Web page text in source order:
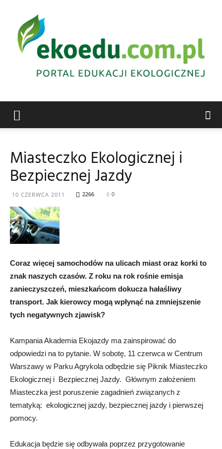
ekologiczna
Miasteczko Ekologicznej i
Bezpiecznej Jazdy
10 CZERWCA 2011 2266 0
Coraz więcej samochodów na ulicach miast oraz korki to
znak naszych czasów. Z roku na rok rośnie emisja
zanieczyszczeń, mieszkańcom dokucza hałaśliwy
transport. Jak kierowcy mogą wpłynąć na zmniejszenie
tych negatywnych zjawisk?
Kampania Akademia Ekojazdy ma zainspirować do
odpowiedzi na to pytanie. W sobotę, 11 czerwca w Centrum
Warszawy w Parku Agrykola odbędzie się Piknik Miasteczko
Ekologicznej i Bezpiecznej Jazdy. Głównym założeniem
Miasteczka jest poruszenie zagadnień związanych z
tematyką: ekologicznej jazdy, bezpiecznej jazdy i pierwszej
pomocy.
Edukacja będzie się odbywała poprzez przygotowanie